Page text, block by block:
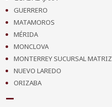
GUERRERO
MATAMOROS
MÉRIDA
MONCLOVA
MONTERREY SUCURSAL MATRIZ
NUEVO LAREDO
ORIZABA